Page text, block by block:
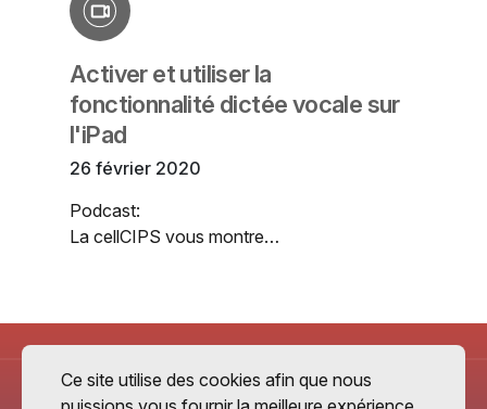
Activer et utiliser la
fonctionnalité dictée vocale sur
l'iPad
26 février 2020
Podcast:
La cellCIPS vous montre…
Ce site utilise des cookies afin que nous